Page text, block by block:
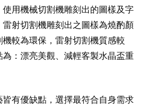
用機械切割機雕刻出的圖樣及字
射切割機雕刻出之圖樣為燒酌顏
較為環保，雷射切割機質感較
：漂亮美觀、減輕客製水晶盃重
有優缺點，選擇最符合自身需求